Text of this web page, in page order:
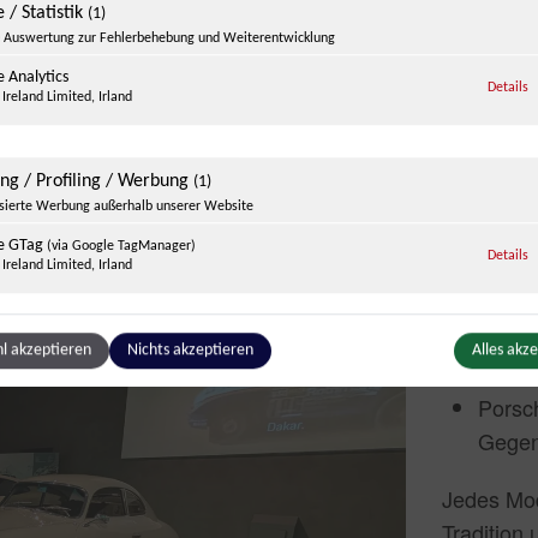
Christine
Eine
Eines
Zu
Jedes
Tradition
/ Statistik (1)
Auswertung zur Fehlerbehebung und Weiterentwicklung
Analytics
Ireland Limited, Irland
Details
/ Profiling / Werbung (1)
Werbung außerhalb unserer Website
GTag (via Google TagManager)
Ireland Limited, Irland
Details
Inhalte(1)
akzeptieren Nichts akzeptieren Alles